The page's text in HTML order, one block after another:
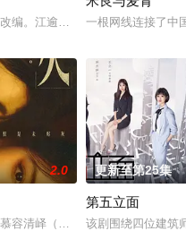
编。江逾白长大以后，林知夏忽
一根网线连接了中
2.0
容清峄（张凌赫 饰）因被抱错而
更新至第25集
第五立面
该剧围绕四位建筑